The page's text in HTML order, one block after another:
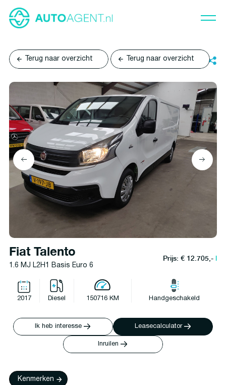
Terug naar overzicht Terug naar overzicht
Fiat Talento
1.6 MJ L2H1 Basis Euro 6
Prijs: € 12.705,-l
2017 Diesel 150716 KM Handgeschakeld
Ik heb interesse Leasecalculator
Inruilen
Kenmerken